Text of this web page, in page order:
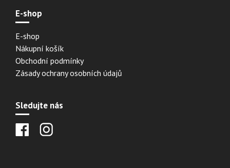
E-shop
E-shop
Nákupní košík
Obchodní podmínky
Zásady ochrany osobních údajů
Sledujte nás